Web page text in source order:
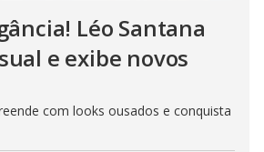
Léo Santana
e exibe novos
com looks ousados e conquista